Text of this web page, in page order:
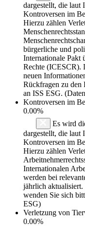
dargestellt, die laut
Kontroversen im
Hierzu zählen
bürgerliche und
Internationale Pakt
Rechte (ICESCR).
neuen
Rückfragen zu den
an ISS ESG.
Kontroversen im
0.00%
Es wird
dargestellt, die laut
Kontroversen im
Hierzu zählen
Internationalen
werden bei
jährlich
wenden Sie sich
ESG)
Verletzung von
0.00%